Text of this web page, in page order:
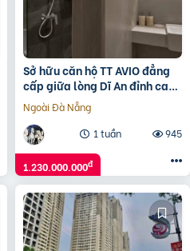
Sở hữu căn hộ TT AVIO đẳng
cấp giữa lòng Dĩ An đỉnh cao
sống chuẩn 5 sao.
Ngoài Đà Nẵng
1 tuần
945
1.230.000.000đ